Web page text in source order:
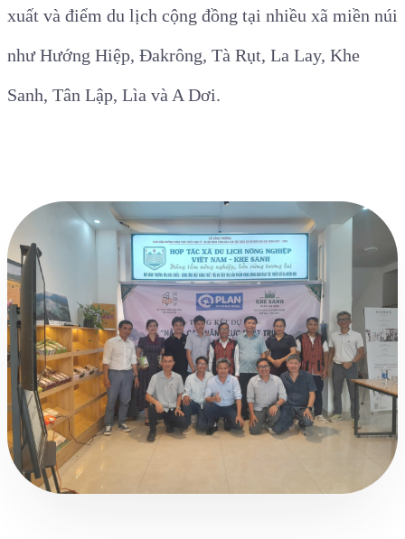
xuất và điểm du lịch cộng đồng tại nhiều xã miền núi
như Hướng Hiệp, Đakrông, Tà Rụt, La Lay, Khe
Sanh, Tân Lập, Lìa và A Dơi.